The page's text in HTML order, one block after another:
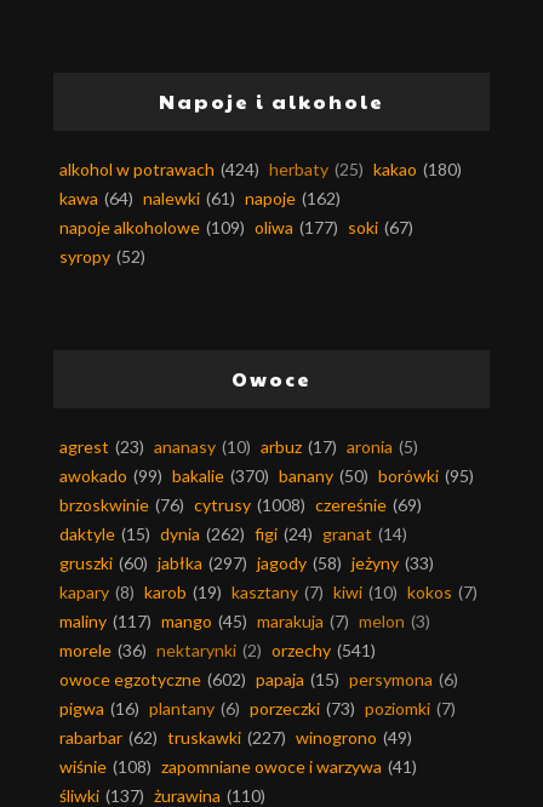
Napoje i alkohole
alkohol w potrawach (424) herbaty (25) kakao (180)
kawa (64) nalewki (61) napoje (162)
napoje alkoholowe (109) oliwa (177) soki (67)
syropy (52)
Owoce
agrest (23) ananasy (10) arbuz (17) aronia (5)
awokado (99) bakalie (370) banany (50) borówki (95)
brzoskwinie (76) cytrusy (1008) czereśnie (69)
daktyle (15) dynia (262) figi (24) granat (14)
gruszki (60) jabłka (297) jagody (58) jeżyny (33)
kapary (8) karob (19) kasztany (7) kiwi (10) kokos (7)
maliny (117) mango (45) marakuja (7) melon (3)
morele (36) nektarynki (2) orzechy (541)
owoce egzotyczne (602) papaja (15) persymona (6)
pigwa (16) plantany (6) porzeczki (73) poziomki (7)
rabarbar (62) truskawki (227) winogrono (49)
wiśnie (108) zapomniane owoce i warzywa (41)
śliwki (137) żurawina (110)